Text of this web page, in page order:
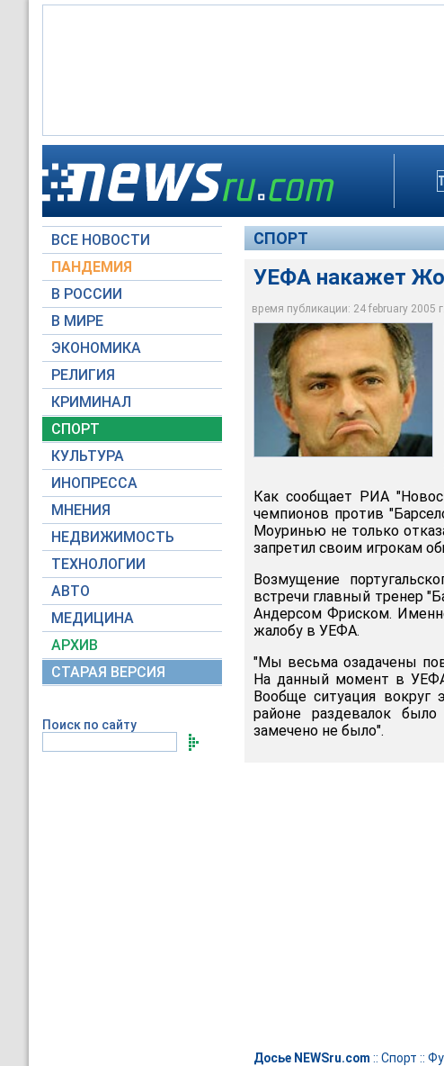
ВСЕ НОВОСТИ
ПАНДЕМИЯ
В РОССИИ
В МИРЕ
ЭКОНОМИКА
РЕЛИГИЯ
КРИМИНАЛ
СПОРТ
КУЛЬТУРА
ИНОПРЕССА
МНЕНИЯ
НЕДВИЖИМОСТЬ
ТЕХНОЛОГИИ
АВТО
МЕДИЦИНА
АРХИВ
СТАРАЯ ВЕРСИЯ
Поиск по сайту
СПОРТ
УЕФА накажет
время публикации: 24 february 2005
УЕФА накажет Жозе
Архив NEWSru.com
Как сообщает РИА
чемпионов против
Моуринью не только
запретил своим игрокам
Возмущение
встречи главный тренер
Андерсом Фриском.
жалобу в УЕФА.
"Мы весьма озадачены
На данный момент в УЕФА
Вообще ситуация вокруг
районе раздевалок
замечено не было".
Досье NEWSru.com :: Спорт ::